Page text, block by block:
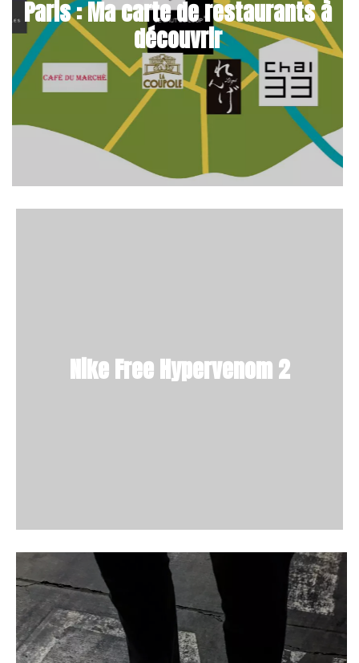
Paris : Ma carte de restaurants à
découvrir
Nike Free Hypervenom 2